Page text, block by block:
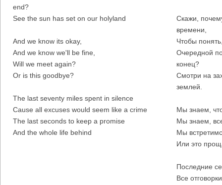
end?
See the sun has set on our holyland
And we know its okay,
And we know we'll be fine,
Will we meet again?
Or is this goodbye?
The last seventy miles spent in silence
Cause all excuses would seem like a crime
The last seconds to keep a promise
And the whole life behind
Скажи,
времени,
Чтобы
Очередной
конец?
Смотри на
землей.
Мы знаем,
Мы знаем,
Мы
Или это
Последние
Все